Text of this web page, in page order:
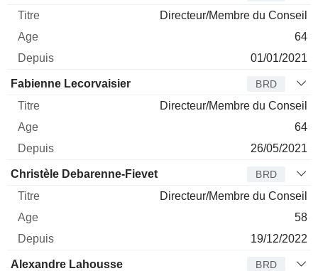
Directeur/Membre du Conseil
64
01/01/2021
Fabienne Lecorvaisier BRD
Directeur/Membre du Conseil
64
26/05/2021
Christèle Debarenne-Fievet BRD
Directeur/Membre du Conseil
58
19/12/2022
Alexandre Lahousse BRD